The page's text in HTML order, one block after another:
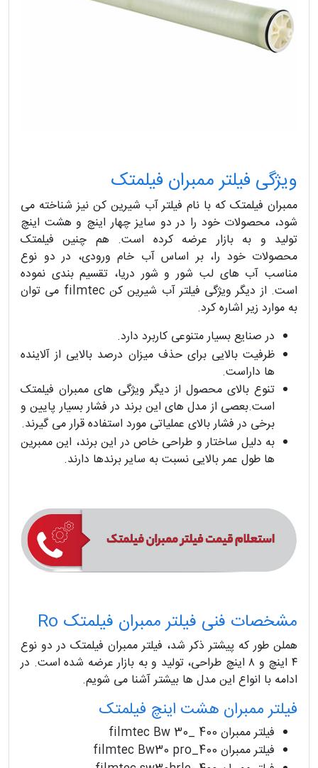
ویژگی فیلتر ممبران فیلمتک
ممبران فیلمتک که با نام فیلتر آب شیرین کن نیز شناخته می
شود، محصولات خود را در دو سایز چهار اینچ و هشت اینچ
تولید و به بازار عرضه کرده است. هم چنین فیلمتک
محصولات خود را، بر اساس آب خام ورودی، در دو نوع
مناسب آب های لب شور و شور دریا، تقسیم بندی نموده
است. از دیگر ویژگی فیلتر آب شیرین کن filmtec می توان
به موارد زیر اشاره کرد.
در صنایع بسیار متنوعی کاربرد دارد.
ظرفیت بالایی برای حذف میزان درصد بالایی از آلاینده
ها داراست.
تنوع بالای محصول از دیگر ویژگی های ممبران فیلمتک
است.بعصی از مدل های این برند در فشار بسیار پایین و
برخی در فشار بالای عملیاتی مورد استفاده قرار می گیرند.
به دلیل ساختار و طراحی خاص در این برند، این ممبرین
ها طول عمر بالایی نسبت به سایر برندها دارند.
مشخصات فنی فیلتر ممبران فیلمتک Ro
هملن طور که پیشتر ذکر شد، فیلتر ممبران فیلمتک در دو نوع
۴ اینچ و ۸ اینچ طراحی، تولید و به بازار عرضه شده است. در
ادامه با انواع این مدل ها بیشتر آشنا می شویم.
فیلتر ممبران هشت اینچ فیلمتک
فیلتر ممبران filmtec Bw 30_ 400
فیلتر ممبران filmtec Bw30 pro_400